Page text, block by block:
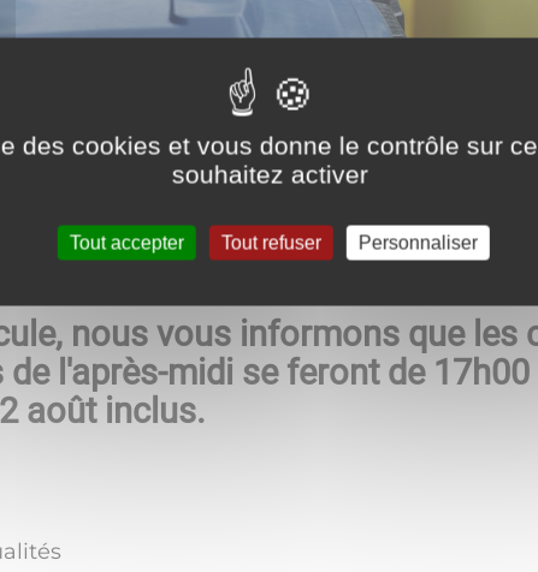
INFORMATION
nous vous informons que les
l'après-midi se feront de 17h00
août inclus.
des cookies et vous donne le contrôle sur
souhaitez activer
Tout accepter Tout refuser Personnaliser